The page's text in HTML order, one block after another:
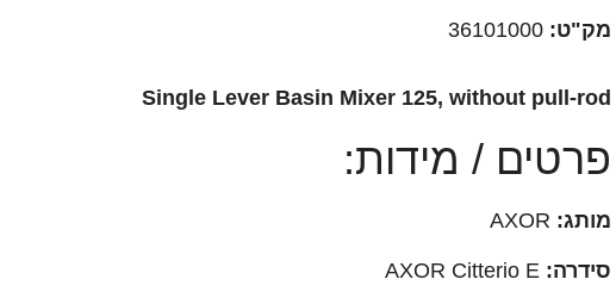
מק"ט: 36101000
Single Lever Basin Mixer 125, without pull-rod
פרטים / מידות:
מותג:
סידרה: